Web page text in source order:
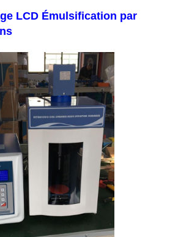
LCD Émulsification par